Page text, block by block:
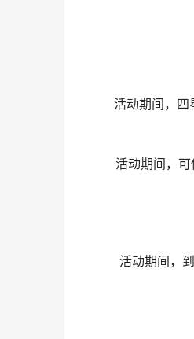
活动期间，四星
活动期间，可使
活动期间，到